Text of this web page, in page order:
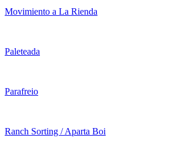
Movimiento a La Rienda
Paleteada
Parafreio
Ranch Sorting / Aparta Boi